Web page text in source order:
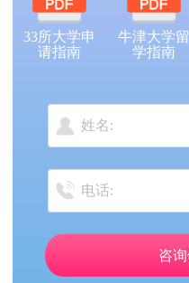
33所大学申
请指南
牛津大学留
学指南
咨